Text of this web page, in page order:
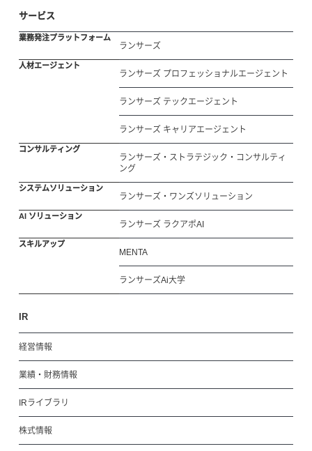
サービス
業務発注プラットフォーム
ランサーズ
人材エージェント
ランサーズ プロフェッショナルエージェント
ランサーズ テックエージェント
ランサーズ キャリアエージェント
コンサルティング
ランサーズ・ストラテジック・コンサルティ
ング
システムソリューション
ランサーズ・ワンズソリューション
AI ソリューション
ランサーズ ラクアポAI
スキルアップ
MENTA
ランサーズAi大学
IR
経営情報
業績・財務情報
IRライブラリ
株式情報